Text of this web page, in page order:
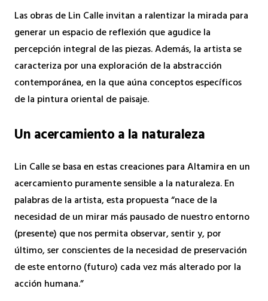
Las obras de Lin Calle invitan a ralentizar la mirada para
generar un espacio de reflexión que agudice la
percepción integral de las piezas. Además, la artista se
caracteriza por una exploración de la abstracción
contemporánea, en la que aúna conceptos específicos
de la pintura oriental de paisaje.
Un acercamiento a la naturaleza
Lin Calle se basa en estas creaciones para Altamira en un
acercamiento puramente sensible a la naturaleza. En
palabras de la artista, esta propuesta “nace de la
necesidad de un mirar más pausado de nuestro entorno
(presente) que nos permita observar, sentir y, por
último, ser conscientes de la necesidad de preservación
de este entorno (futuro) cada vez más alterado por la
acción humana.”